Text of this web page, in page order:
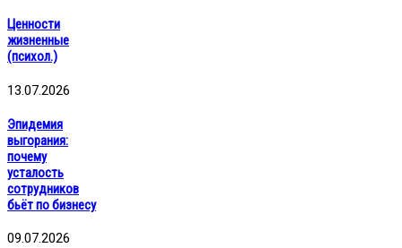
Ценности
жизненные
(психол.)
13.07.2026
Эпидемия
выгорания:
почему
усталость
сотрудников
бьёт по бизнесу
09.07.2026